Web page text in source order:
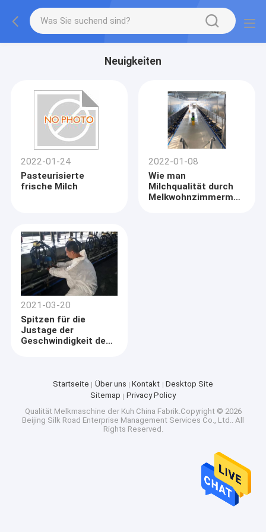
Neuigkeiten
2022-01-24
Pasteurisierte
frische Milch
2022-01-08
Wie man
Milchqualität durch
2021-03-20
Spitzen für die
Justage der
Geschwindigkeit des
Startseite Über uns Kontakt
Desktop Site
Sitemap
Privacy Policy
Qualität Melkmaschine der Kuh China Fabrik.Copyright © 2026
Beijing Silk Road Enterprise Management Services Co., Ltd.. All
Rights Reserved.